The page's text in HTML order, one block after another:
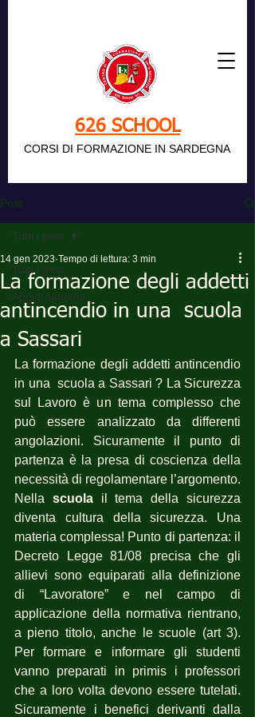
626 SCHOOL
CORSI DI FORMAZIONE IN SARDEGNA
Post
Tutti i post
Aggiornamenti
Tutti i post
La formazione degli addetti
antincendio in una scuola
a Sassari
14 gen 2023 Tempo di lettura: 3 min
La formazione degli addetti antincendio
in una  scuola a Sassari ? La Sicurezza
sul Lavoro è un tema complesso che
può essere analizzato da differenti
angolazioni. Sicuramente il punto di
partenza è la presa di coscienza della
necessità di regolamentare l’argomento.
Nella scuola il tema della sicurezza
diventa cultura della sicurezza. Una
materia complessa! Punto di partenza: il
Decreto Legge 81/08 precisa che gli
allievi sono equiparati alla definizione
di “Lavoratore” e nel campo di
applicazione della normativa rientrano,
a pieno titolo, anche le scuole (art 3).
Per formare e informare gli studenti
vanno preparati in primis i professori
che a loro volta devono essere tutelati.
Sicuramente i benefici derivanti dalla